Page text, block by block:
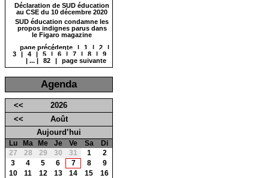
Déclaration de SUD éducation
au CSE du 10 décembre 2020
SUD éducation condamne les
propos indignes parus dans
le Figaro magazine
page précédente
| 1 | 2
|
3
| 4 | 5 | 6 | 7 | 8 |
9
| ... | 82 | page suivante
Agenda
<<
2026
<<
Août
Aujourd’hui
Lu Ma Me Je Ve Sa
Di
27
28 29 30 31 1
2
3
4 5 6 7 8
9
10
11 12 13 14 15
16